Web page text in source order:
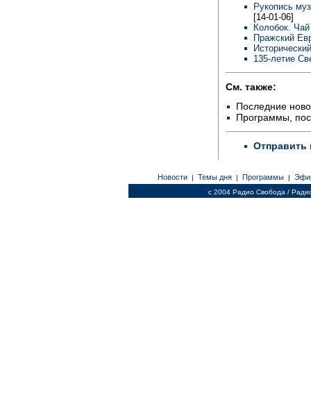
Рукопись
[14-01-06]
Колобок.
Пражский
135-летие
См. также:
Последние
Программы,
Отправить
Новости | Темы дня | Программы |
c 2004 Радио Свобода /